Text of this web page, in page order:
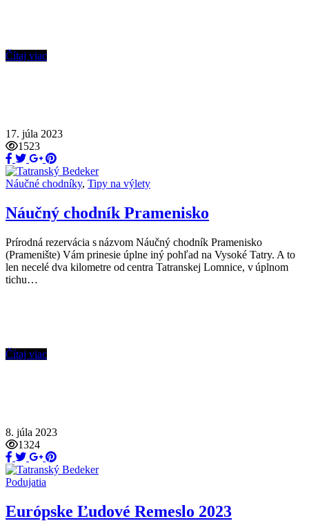
Čítaj viac
17. júla 2023
1523
Náučné chodníky, Tipy na výlety
Náučný chodník Pramenisko
Prírodná rezervácia s názvom Náučný chodník Pramenisko
(Pramenište) Vám prinesie úplne iný pohľad na Vysoké Tatry. A to
len necelé dva kilometre od centra Tatranskej Lomnice, v úplnom
tichu…
Čítaj viac
8. júla 2023
1324
Podujatia
Európske Ľudové Remeslo 2023